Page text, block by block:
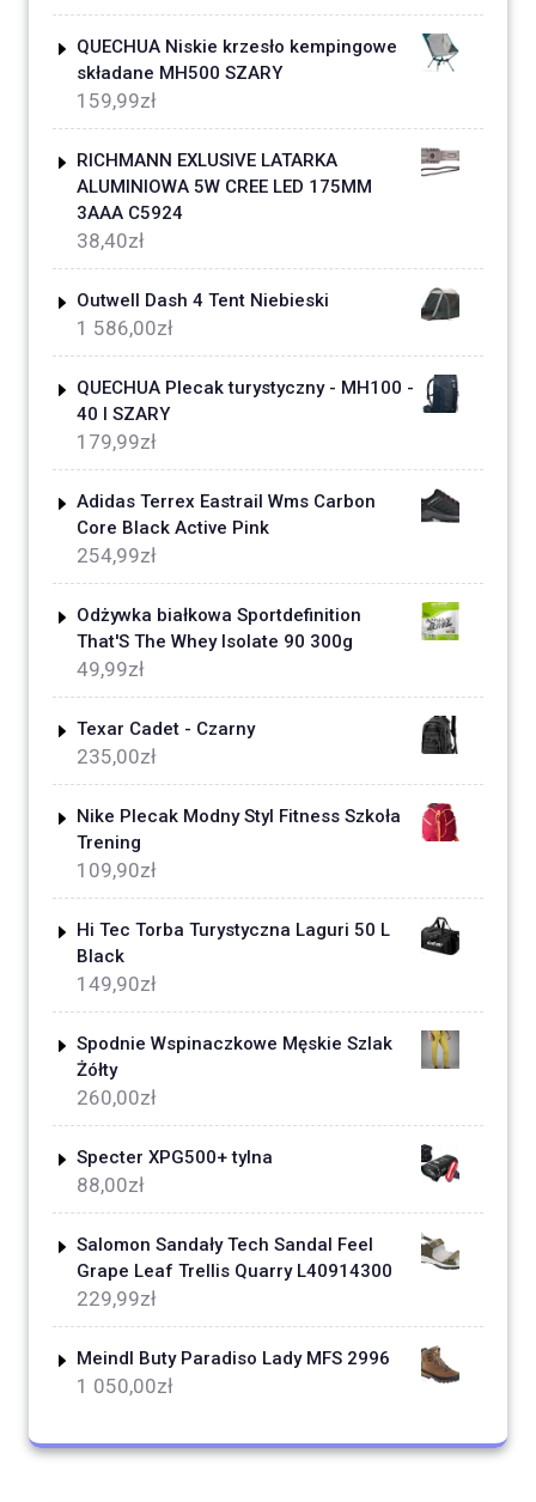
QUECHUA Niskie krzesło kempingowe
składane MH500 SZARY
159,99zł
RICHMANN EXLUSIVE LATARKA
ALUMINIOWA 5W CREE LED 175MM
3AAA C5924
38,40zł
Outwell Dash 4 Tent Niebieski
1 586,00zł
QUECHUA Plecak turystyczny - MH100 -
40 l SZARY
179,99zł
Adidas Terrex Eastrail Wms Carbon
Core Black Active Pink
254,99zł
Odżywka białkowa Sportdefinition
That'S The Whey Isolate 90 300g
49,99zł
Texar Cadet - Czarny
235,00zł
Nike Plecak Modny Styl Fitness Szkoła
Trening
109,90zł
Hi Tec Torba Turystyczna Laguri 50 L
Black
149,90zł
Spodnie Wspinaczkowe Męskie Szlak
Żółty
260,00zł
Specter XPG500+ tylna
88,00zł
Salomon Sandały Tech Sandal Feel
Grape Leaf Trellis Quarry L40914300
229,99zł
Meindl Buty Paradiso Lady MFS 2996
1 050,00zł